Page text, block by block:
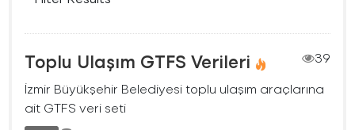
Toplu Ulaşım GTFS Verileri
39
İzmir Büyükşehir Belediyesi toplu ulaşım araçlarına
ait GTFS veri seti